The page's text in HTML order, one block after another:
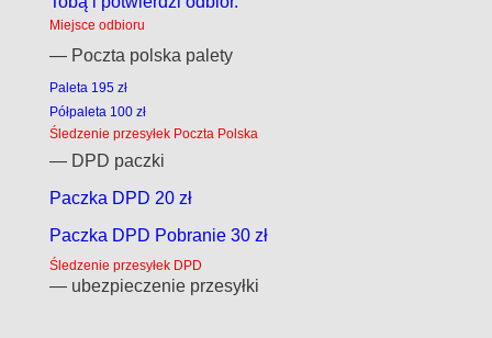
Miejsce odbioru
— Poczta polska palety
Paleta 195 zł
Półpaleta 100 zł
Śledzenie przesyłek Poczta Polska
— DPD paczki
Paczka DPD 20 zł
Paczka DPD Pobranie 30 zł
Śledzenie przesyłek DPD
— ubezpieczenie przesyłki